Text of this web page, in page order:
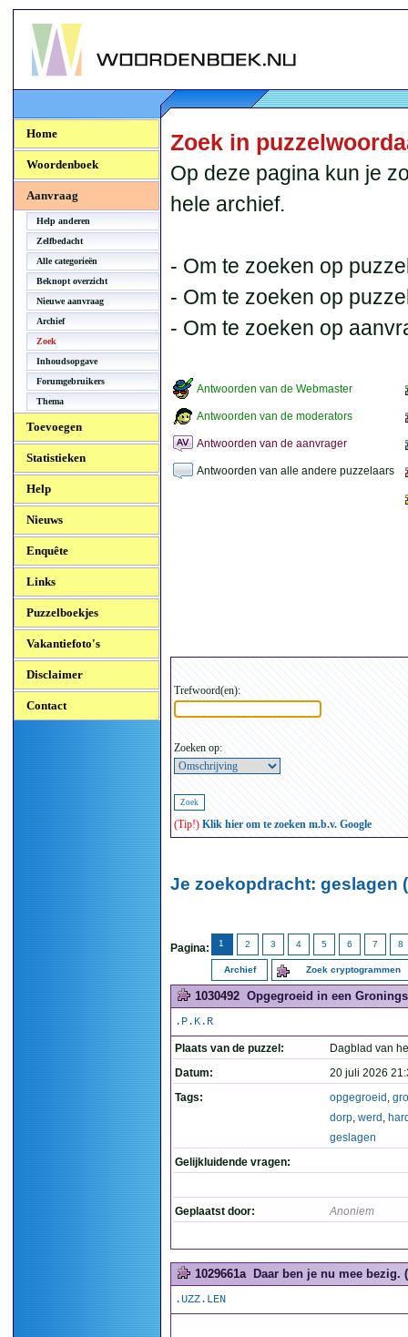
Woordenboek.NU
Home
Woordenboek
Aanvraag
Help anderen
Zelfbedacht
Alle categorieën
Beknopt overzicht
Nieuwe aanvraag
Archief
Zoek
Inhoudsopgave
Forumgebruikers
Thema
Toevoegen
Statistieken
Help
Nieuws
Enquête
Links
Puzzelboekjes
Vakantiefoto's
Disclaimer
Contact
Zoek in
Op deze pagina kun je
hele archief.
- Om te zoeken op
- Om te zoeken op
- Om te zoeken op
Antwoorden van de Webmaster
Antwoorden van de moderators
Antwoorden van de aanvrager
Antwoorden van alle andere puzzelaars
Trefwoord(en):
Zoeken op:
(Tip!) Klik hier om te zoeken m.b.v. Google
Je zoekopdracht: geslagen
Pagina: 1 2 3 4 5 6 7 8
Archief Zoek cryptogrammen
1030492 Opgegroeid in een
.P.K.R
Plaats van de puzzel:
Dagblad van
Datum:
20 juli 2026
Tags:
opgegroeid ,
dorp, werd ,
geslagen
Gelijkluidende vragen:
Geplaatst door: Anoniem
1029661a Daar ben je nu mee bezig.
.UZZ.LEN